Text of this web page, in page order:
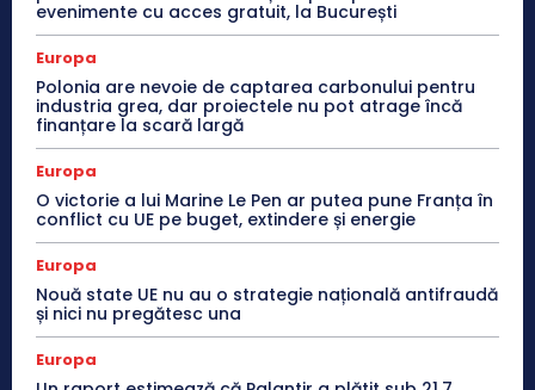
evenimente cu acces gratuit, la București
Europa
Polonia are nevoie de captarea carbonului pentru
industria grea, dar proiectele nu pot atrage încă
finanțare la scară largă
Europa
O victorie a lui Marine Le Pen ar putea pune Franța în
conflict cu UE pe buget, extindere și energie
Europa
Nouă state UE nu au o strategie națională antifraudă
și nici nu pregătesc una
Europa